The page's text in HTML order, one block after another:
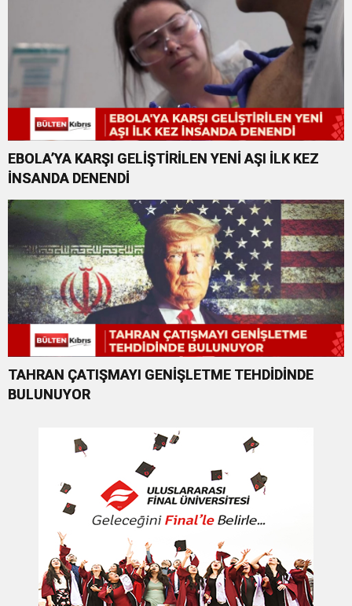
EBOLA’YA KARŞI GELİŞTİRİLEN YENİ AŞI İLK KEZ
İNSANDA DENENDİ
TAHRAN ÇATIŞMAYI GENİŞLETME TEHDİDİNDE
BULUNUYOR